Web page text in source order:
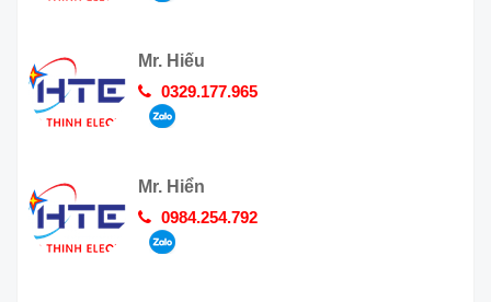
Mr. Hiếu
0329.177.965
Mr. Hiển
0984.254.792